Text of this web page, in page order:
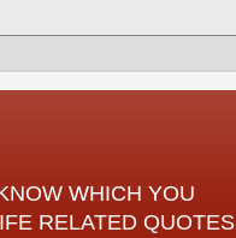
WHICH YOU
RELATED QUOTES